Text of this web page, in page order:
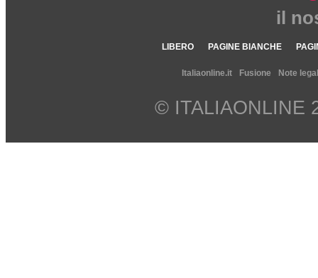
il
LIBERO PAGINE BIANCHE
Italiaonline.it Fusione Note
© ITALIAONLINE